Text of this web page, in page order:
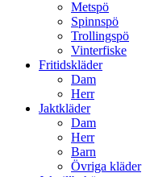
Metspö
Spinnspö
Trollingspö
Vinterfiske
Fritidskläder
Dam
Herr
Jaktkläder
Dam
Herr
Barn
Övriga kläder